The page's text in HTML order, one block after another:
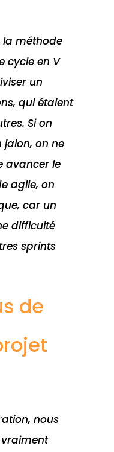
la méthode
cycle en V
un
qui étaient
Si on
jalon, on ne
avancer le
agile, on
car un
difficulté
sprints
de
nous